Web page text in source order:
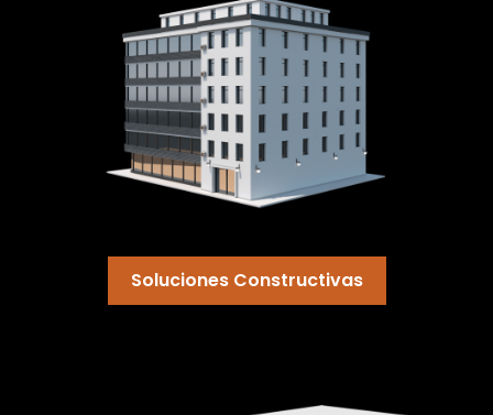
Soluciones Constructivas